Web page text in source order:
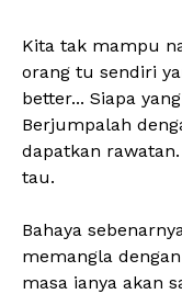
Kita tak mampu
orang tu sendiri
better... Siapa
Berjumpalah
dapatkan
tau.
Bahaya
memangla
masa ianya akan